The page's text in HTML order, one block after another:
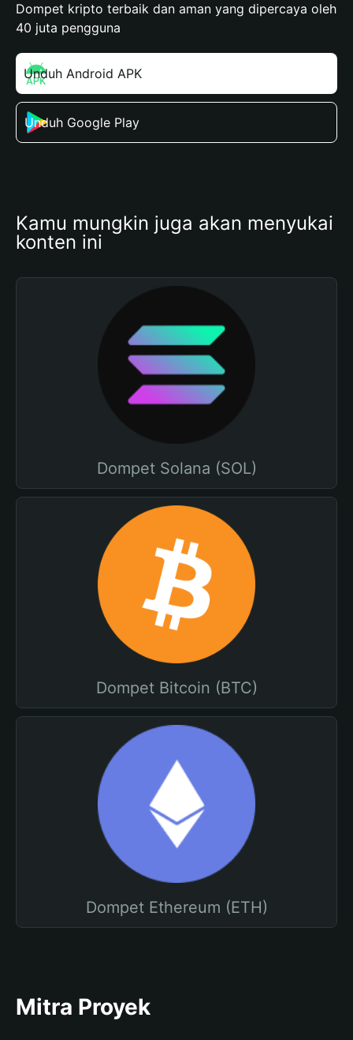
Dompet kripto terbaik dan aman yang dipercaya oleh
40 juta pengguna
Unduh Android APK
Unduh Google Play
Kamu mungkin juga akan menyukai
konten ini
Dompet Solana (SOL)
Dompet Bitcoin (BTC)
Dompet Ethereum (ETH)
Mitra Proyek